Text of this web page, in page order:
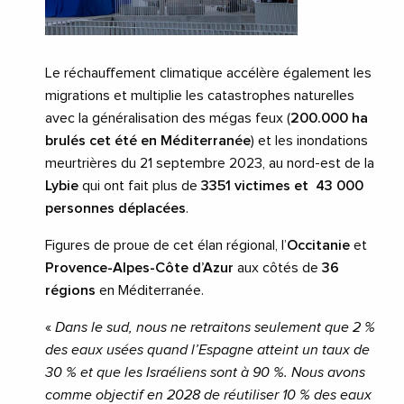
Le réchauffement climatique accélère également les
migrations et multiplie les catastrophes naturelles
avec la généralisation des mégas feux (200.000 ha
brulés cet été en Méditerranée) et les inondations
meurtrières du 21 septembre 2023, au nord-est de la
Lybie qui ont fait plus de 3351 victimes et 43 000
personnes déplacées.
Figures de proue de cet élan régional, l’Occitanie et
Provence-Alpes-Côte d’Azur aux côtés de 36
régions en Méditerranée.
« Dans le sud, nous ne retraitons seulement que 2 %
des eaux usées quand l’Espagne atteint un taux de
30 % et que les Israéliens sont à 90 %. Nous avons
comme objectif en 2028 de réutiliser 10 % des eaux